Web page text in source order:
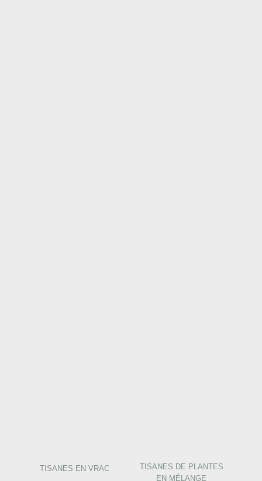
TISANES EN VRAC
TISANES DE PLANTES
EN MÉLANGE